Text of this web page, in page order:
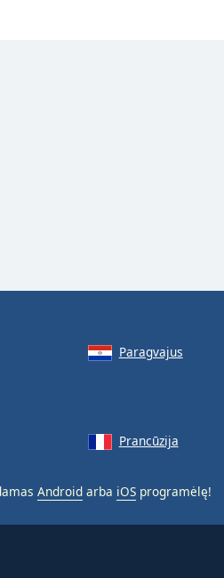
Paragvajus
Prancūzija
Android arba iOS programėlę!